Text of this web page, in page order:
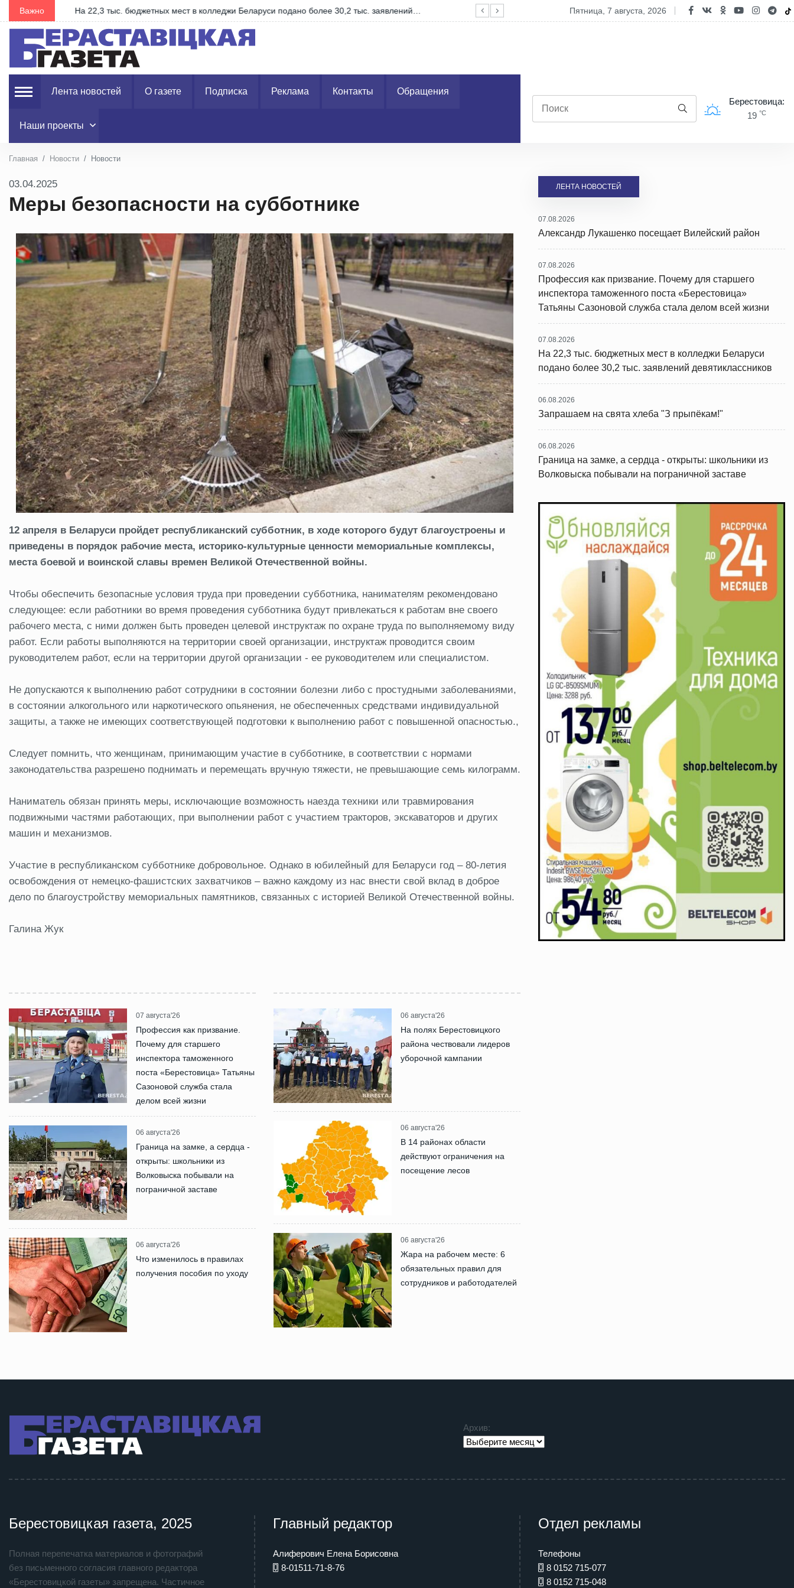
Важно На 22,3 тыс. бюджетных мест в колледжи Беларуси подано более 30,2 тыс. заявлений… Запрашаем на свята хлеба "З прыпёкам!"
пятница, 7 августа, 2026
Лента новостей О газете Подписка Реклама Контакты Обращения
Наши проекты
Берестовица:
19 °C
Главная Новости Новости
03.04.2025
Меры безопасности на субботнике
12 апреля в Беларуси пройдет республиканский субботник, в ходе которого будут благоустроены и
приведены в порядок рабочие места, историко-культурные ценности мемориальные комплексы,
места боевой и воинской славы времен Великой Отечественной войны.
Чтобы обеспечить безопасные условия труда при проведении субботника, нанимателям рекомендовано
следующее: если работники во время проведения субботника будут привлекаться к работам вне своего
рабочего места, с ними должен быть проведен целевой инструктаж по охране труда по выполняемому виду
работ. Если работы выполняются на территории своей организации, инструктаж проводится своим
руководителем работ, если на территории другой организации - ее руководителем или специалистом.
Не допускаются к выполнению работ сотрудники в состоянии болезни либо с простудными заболеваниями,
в состоянии алкогольного или наркотического опьянения, не обеспеченных средствами индивидуальной
защиты, а также не имеющих соответствующей подготовки к выполнению работ с повышенной опасностью.,
Следует помнить, что женщинам, принимающим участие в субботнике, в соответствии с нормами
законодательства разрешено поднимать и перемещать вручную тяжести, не превышающие семь килограмм.
Наниматель обязан принять меры, исключающие возможность наезда техники или травмирования
подвижными частями работающих, при выполнении работ с участием тракторов, экскаваторов и других
машин и механизмов.
Участие в республиканском субботнике добровольное. Однако в юбилейный для Беларуси год – 80-летия
освобождения от немецко-фашистских захватчиков – важно каждому из нас внести свой вклад в доброе
дело по благоустройству мемориальных памятников, связанных с историей Великой Отечественной войны.
Галина Жук
07 августа'26
Профессия как призвание.
Почему для старшего
инспектора таможенного
поста «Берестовица» Татьяны
Сазоновой служба стала
делом всей жизни
06 августа'26
Граница на замке, а сердца -
открыты: школьники из
Волковыска побывали на
пограничной заставе
06 августа'26
Что изменилось в правилах
получения пособия по уходу
06 августа'26
На полях Берестовицкого
района чествовали лидеров
уборочной кампании
06 августа'26
В 14 районах области
действуют ограничения на
посещение лесов
06 августа'26
Жара на рабочем месте: 6
обязательных правил для
сотрудников и работодателей
ЛЕНТА НОВОСТЕЙ
07.08.2026
Александр Лукашенко посещает Вилейский район
07.08.2026
Профессия как призвание. Почему для старшего
инспектора таможенного поста «Берестовица»
Татьяны Сазоновой служба стала делом всей жизни
07.08.2026
На 22,3 тыс. бюджетных мест в колледжи Беларуси
подано более 30,2 тыс. заявлений девятиклассников
06.08.2026
Запрашаем на свята хлеба "З прыпёкам!"
06.08.2026
Граница на замке, а сердца - открыты: школьники из
Волковыска побывали на пограничной заставе
Архив:
Берестовицкая газета, 2025
Полная перепечатка материалов и фотографий
без письменного согласия главного редактора
«Берестовицкой газеты» запрещена. Частичное
Главный редактор
Алиферович Елена Борисовна
8-01511-71-8-76
Отдел рекламы
Телефоны
8 0152 715-077
8 0152 715-048